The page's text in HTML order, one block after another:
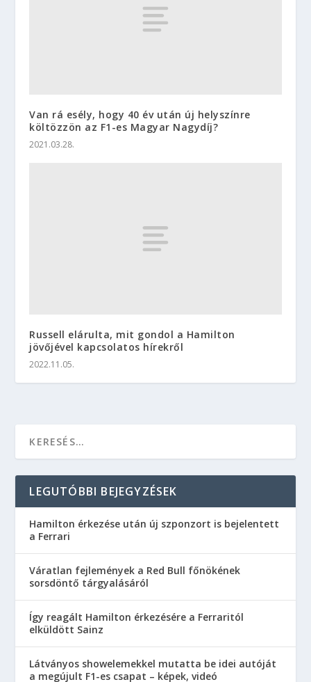
Van rá esély, hogy 40 év után új helyszínre
költözzön az F1-es Magyar Nagydíj?
2021.03.28.
Russell elárulta, mit gondol a Hamilton
jövőjével kapcsolatos hírekről
2022.11.05.
LEGUTÓBBI BEJEGYZÉSEK
Hamilton érkezése után új szponzort is bejelentett
a Ferrari
Váratlan fejlemények a Red Bull főnökének
sorsdöntő tárgyalásáról
Így reagált Hamilton érkezésére a Ferraritól
elküldött Sainz
Látványos showelemekkel mutatta be idei autóját
a megújult F1-es csapat – képek, videó